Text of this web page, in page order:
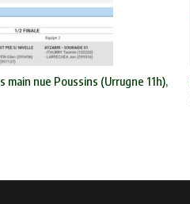
nue Poussins (Urrugne 11h),